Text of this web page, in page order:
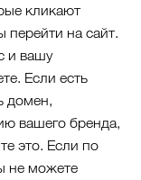
кликают
перейти на сайт.
и вашу
Если есть
домен,
вашего бренда,
это. Если по
не можете